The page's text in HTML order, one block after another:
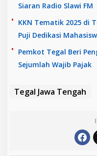
Siaran Radio Slawi FM
KKN Tematik 2025 di
Puji Dedikasi
Pemkot Tegal Beri
Sejumlah Wajib Pajak
Tegal Jawa Tengah